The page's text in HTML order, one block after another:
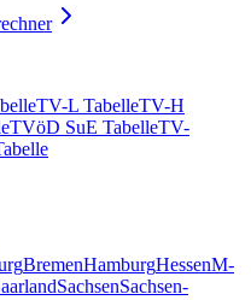
TV-L TabelleTV-H
TVöD SuE TabelleTV-
BremenHamburgHessenM-
SachsenSachsen-